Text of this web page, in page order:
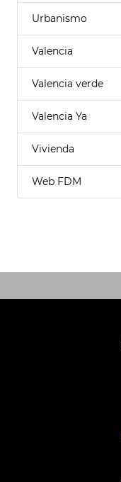
Urbanismo
Valencia
Valencia verde
Valencia Ya
Vivienda
Web FDM